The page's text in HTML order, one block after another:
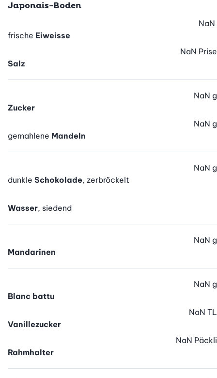
Japonais-Boden
frische Eiweisse
NaN
Salz
NaN Prise
Zucker
NaN g
gemahlene Mandeln
NaN g
dunkle Schokolade, zerbröckelt
NaN g
Wasser, siedend
Mandarinen
NaN g
Blanc battu
NaN g
Vanillezucker
NaN TL
Rahmhalter
NaN Päckli